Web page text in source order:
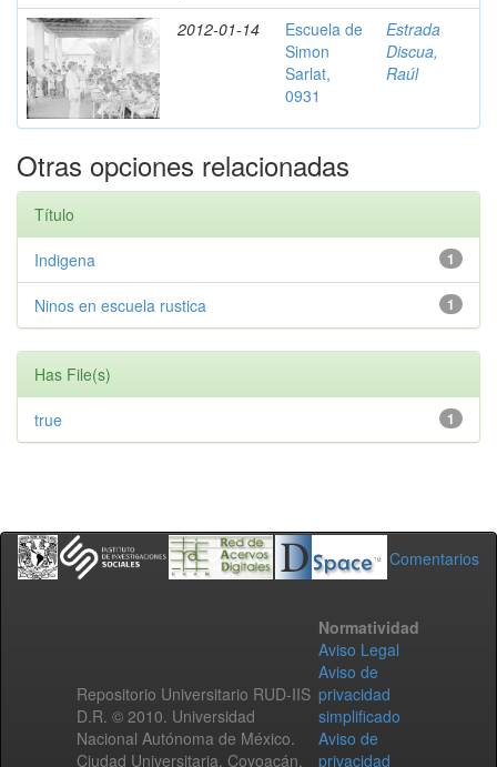
2012-01-14
Escuela de
Simon
Sarlat,
0931
Estrada
Discua,
Raúl
Otras opciones relacionadas
Título
1
Indigena
1
Ninos en escuela rustica
Has File(s)
1
true
Comentarios
Repositorio Universitario RUD-IIS
D.R. © 2010. Universidad
Nacional Autónoma de México.
Ciudad Universitaria, Coyoacán,
Normatividad
Aviso Legal
Aviso de
privacidad
simplificado
Aviso de
privacidad